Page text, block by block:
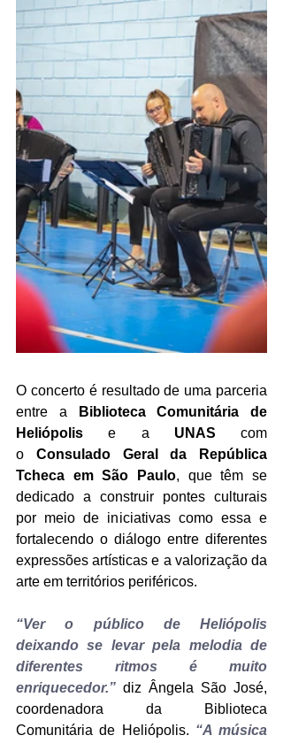
O concerto é resultado de uma parceria
entre a
Biblioteca Comunitária de
Heliópolis e a UNAS com
o Consulado Geral da República
Tcheca em São Paulo, que têm se
dedicado a construir pontes culturais
por meio de iniciativas como essa e
fortalecendo o diálogo entre diferentes
expressões artísticas e a valorização da
arte em territórios periféricos.
“Ver o público de Heliópolis
deixando se levar pela melodia de
diferentes ritmos é muito
enriquecedor.” diz Ângela São José,
coordenadora da Biblioteca
Comunitária de Heliópolis. “A música